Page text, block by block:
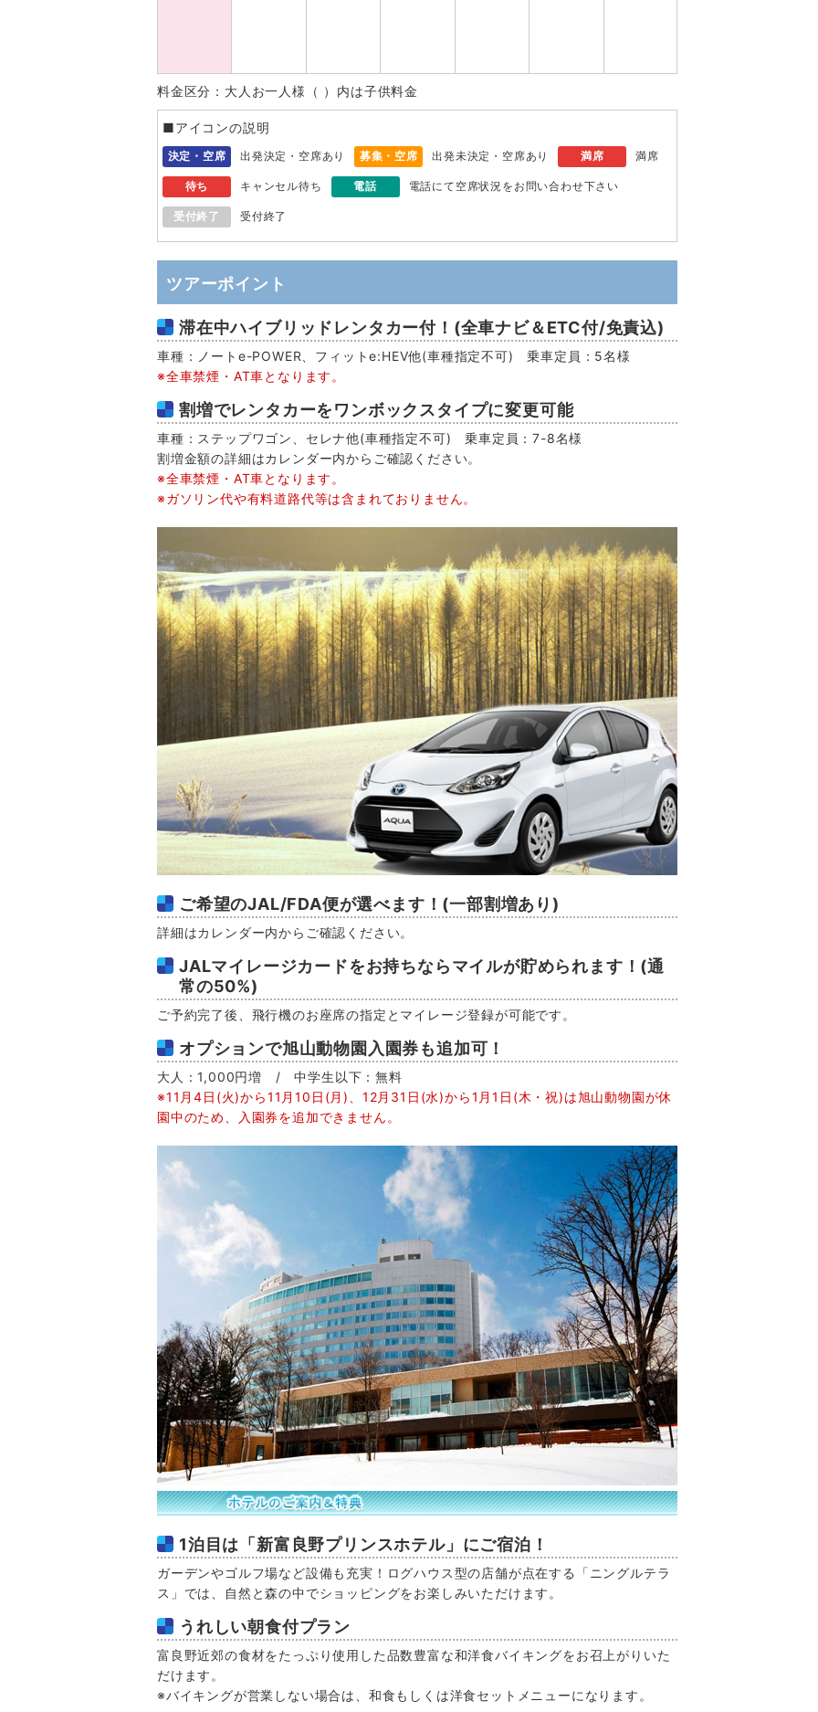
料金区分：大人お一人様（ ）内は子供料金
■アイコンの説明
決定・空席 出発決定・空席あり 募集・空席 出発未決定・空席あり 満席 満席
待ち キャンセル待ち 電話 電話にて空席状況をお問い合わせ下さい
受付終了 受付終了
ツアーポイント
滞在中ハイブリッドレンタカー付！(全車ナビ＆ETC付/免責込)
車種：ノートe-POWER、フィットe:HEV他(車種指定不可) 乗車定員：5名様
※全車禁煙・AT車となります。
割増でレンタカーをワンボックスタイプに変更可能
車種：ステップワゴン、セレナ他(車種指定不可) 乗車定員：7-8名様
割増金額の詳細はカレンダー内からご確認ください。
※全車禁煙・AT車となります。
※ガソリン代や有料道路代等は含まれておりません。
ご希望のJAL/FDA便が選べます！(一部割増あり)
詳細はカレンダー内からご確認ください。
JALマイレージカードをお持ちならマイルが貯められます！(通
常の50%)
ご予約完了後、飛行機のお座席の指定とマイレージ登録が可能です。
オプションで旭山動物園入園券も追加可！
大人：1,000円増 / 中学生以下：無料
※11月4日(火)から11月10日(月)、12月31日(水)から1月1日(木・祝)は旭山動物園が休
園中のため、入園券を追加できません。
1泊目は「新富良野プリンスホテル」にご宿泊！
ガーデンやゴルフ場など設備も充実！ログハウス型の店舗が点在する「ニングルテラ
ス」では、自然と森の中でショッピングをお楽しみいただけます。
うれしい朝食付プラン
富良野近郊の食材をたっぷり使用した品数豊富な和洋食バイキングをお召上がりいた
だけます。
※バイキングが営業しない場合は、和食もしくは洋食セットメニューになります。